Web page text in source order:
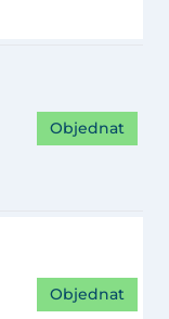
Objednat
Objednat